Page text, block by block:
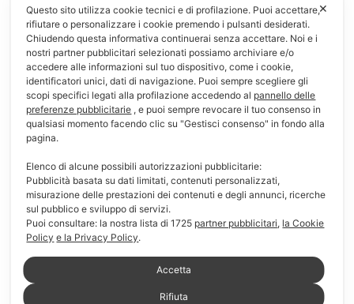
Denim e Pantaloni
T-shirt & Polo
Informazioni
F.A.Q.
Modalità di pagamento
Modalità di consegna e reso
Chi siamo
Link Utili
Il mio account
✕
Questo sito utilizza cookie tecnici e di profilazione. Puoi accettare,
rifiutare o personalizzare i cookie premendo i pulsanti desiderati.
Chiudendo questa informativa continuerai senza accettare. Noi e i
nostri partner pubblicitari selezionati possiamo archiviare e/o
accedere alle informazioni sul tuo dispositivo, come i cookie,
identificatori unici, dati di navigazione. Puoi sempre scegliere gli
scopi specifici legati alla profilazione accedendo al pannello delle
preferenze pubblicitarie , e puoi sempre revocare il tuo consenso in
qualsiasi momento facendo clic su "Gestisci consenso" in fondo alla
pagina.
Elenco di alcune possibili autorizzazioni pubblicitarie:
Pubblicità basata su dati limitati, contenuti personalizzati,
misurazione delle prestazioni dei contenuti e degli annunci, ricerche
sul pubblico e sviluppo di servizi.
Puoi consultare: la nostra lista di1725 partner pubblicitari, la Cookie
Policy e la Privacy Policy.
Accetta
Rifiuta